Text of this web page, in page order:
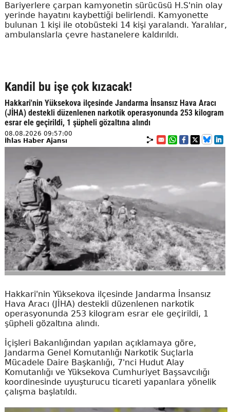
Bariyerlere çarpan kamyonetin sürücüsü H.S'nin olay
yerinde hayatını kaybettiği belirlendi. Kamyonette
bulunan 1 kişi ile otobüsteki 14 kişi yaralandı. Yaralılar,
ambulanslarla çevre hastanelere kaldırıldı.
Kandil bu işe çok kızacak!
Hakkari'nin Yüksekova ilçesinde Jandarma İnsansız Hava Aracı
(JİHA) destekli düzenlenen narkotik operasyonunda 253 kilogram
esrar ele geçirildi, 1 şüpheli gözaltına alındı
08.08.2026 09:57:00
İhlas Haber Ajansı
Hakkari'nin Yüksekova ilçesinde Jandarma İnsansız
Hava Aracı (JİHA) destekli düzenlenen narkotik
operasyonunda 253 kilogram esrar ele geçirildi, 1
şüpheli gözaltına alındı.
İçişleri Bakanlığından yapılan açıklamaya göre,
Jandarma Genel Komutanlığı Narkotik Suçlarla
Mücadele Daire Başkanlığı, 7'nci Hudut Alay
Komutanlığı ve Yüksekova Cumhuriyet Başsavcılığı
koordinesinde uyuşturucu ticareti yapanlara yönelik
çalışma başlatıldı.